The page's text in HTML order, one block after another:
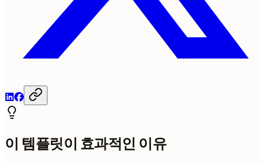
이 템플릿이 효과적인 이유